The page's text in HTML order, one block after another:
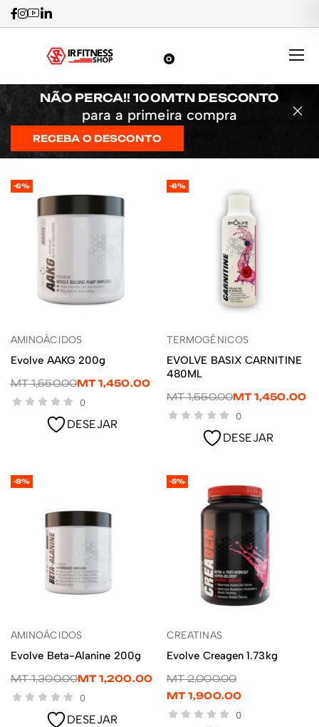
0
NÃO PERCA!! 100MTN DESCONTO
para a primeira compra
RECEBA O DESCONTO
-6%
LER MAIS
AMINOÁCIDOS
Evolve AAKG 200g
MT1,550.00MT1,450.00
0
DESEJAR
-6%
ADICIONAR
TERMOGÊNICOS
EVOLVE BASIX CARNITINE
480ML
MT1,550.00MT1,450.00
0
DESEJAR
-8%
LER MAIS
AMINOÁCIDOS
Evolve Beta-Alanine 200g
MT1,300.00MT1,200.00
0
DESEJAR
-5%
LER MAIS
CREATINAS
Evolve Creagen 1.73kg
MT2,000.00
MT1,900.00
0